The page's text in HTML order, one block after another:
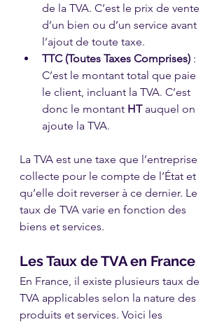
de la TVA. C’est le prix de vente
d’un bien ou d’un service avant
l’ajout de toute taxe.
TTC (Toutes Taxes Comprises) :
C’est le montant total que paie
le client, incluant la TVA. C’est
donc le montant HT auquel on
ajoute la TVA.
La TVA est une taxe que l’entreprise
collecte pour le compte de l’État et
qu’elle doit reverser à ce dernier. Le
taux de TVA varie en fonction des
biens et services.
Les Taux de TVA en France
En France, il existe plusieurs taux de
TVA applicables selon la nature des
produits et services. Voici les